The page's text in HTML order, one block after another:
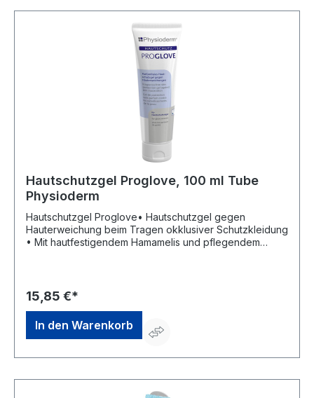
Hautschutzgel Proglove, 100 ml Tube
Physioderm
Hautschutzgel Proglove• Hautschutzgel gegen
Hauterweichung beim Tragen okklusiver Schutzkleidung
• Mit hautfestigendem Hamamelis und pflegendem
konformHersteller: Peter Greven Physioderm GmbH,
Procter & Gamble Str.26, 53881 Euskirchen, DE,
+492251776170, info@pgp-hautschutz.de
15,85 €*
In den Warenkorb